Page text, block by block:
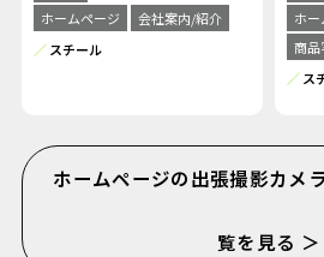
ホームページ
会社案内/紹介
スチール
ホ
商品
ス
ホームページの出張撮影カメ
覧を見る ＞